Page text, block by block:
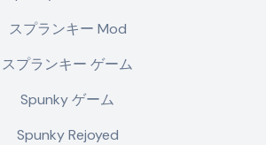
スプランキー Mod
スプランキー ゲーム
Spunky ゲーム
Spunky Rejoyed